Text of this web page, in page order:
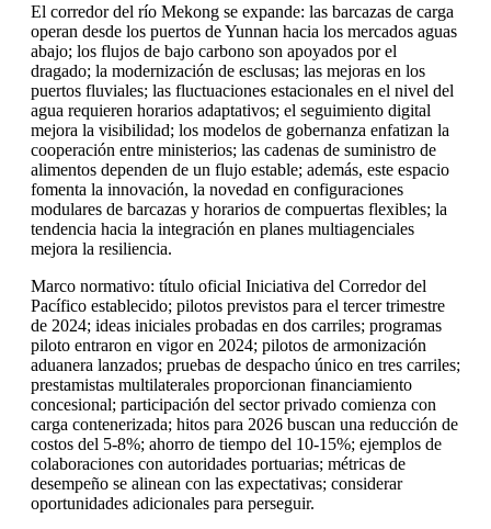
El corredor del río Mekong se expande: las barcazas de carga
operan desde los puertos de Yunnan hacia los mercados aguas
abajo; los flujos de bajo carbono son apoyados por el
dragado; la modernización de esclusas; las mejoras en los
puertos fluviales; las fluctuaciones estacionales en el nivel del
agua requieren horarios adaptativos; el seguimiento digital
mejora la visibilidad; los modelos de gobernanza enfatizan la
cooperación entre ministerios; las cadenas de suministro de
alimentos dependen de un flujo estable; además, este espacio
fomenta la innovación, la novedad en configuraciones
modulares de barcazas y horarios de compuertas flexibles; la
tendencia hacia la integración en planes multiagenciales
mejora la resiliencia.
Marco normativo: título oficial Iniciativa del Corredor del
Pacífico establecido; pilotos previstos para el tercer trimestre
de 2024; ideas iniciales probadas en dos carriles; programas
piloto entraron en vigor en 2024; pilotos de armonización
aduanera lanzados; pruebas de despacho único en tres carriles;
prestamistas multilaterales proporcionan financiamiento
concesional; participación del sector privado comienza con
carga contenerizada; hitos para 2026 buscan una reducción de
costos del 5-8%; ahorro de tiempo del 10-15%; ejemplos de
colaboraciones con autoridades portuarias; métricas de
desempeño se alinean con las expectativas; considerar
oportunidades adicionales para perseguir.